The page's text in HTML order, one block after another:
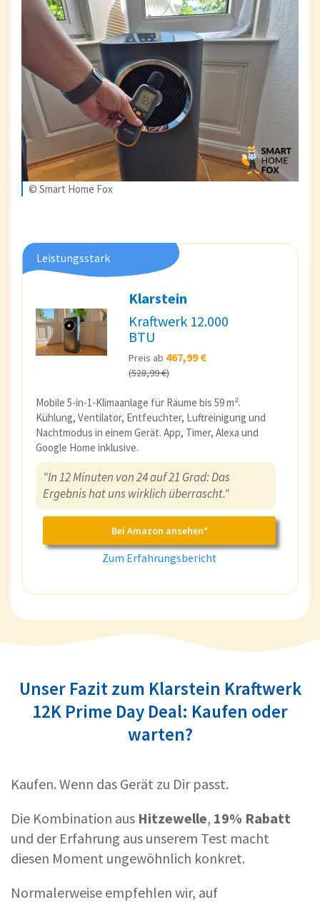
© Smart Home Fox
Leistungsstark
Klarstein
Kraftwerk 12.000
BTU
Preis ab 467,99 €
(528,99 €)
Mobile 5-in-1-Klimaanlage für Räume bis 59 m².
Kühlung, Ventilator, Entfeuchter, Luftreinigung und
Nachtmodus in einem Gerät. App, Timer, Alexa und
Google Home inklusive.
"In 12 Minuten von 24 auf 21 Grad: Das
Ergebnis hat uns wirklich überrascht."
Bei Amazon ansehen*
Zum Erfahrungsbericht
Unser Fazit zum Klarstein Kraftwerk
12K Prime Day Deal: Kaufen oder
warten?
Kaufen. Wenn das Gerät zu Dir passt.
Die Kombination aus Hitzewelle, 19% Rabatt
und der Erfahrung aus unserem Test macht
diesen Moment ungewöhnlich konkret.
Normalerweise empfehlen wir, auf